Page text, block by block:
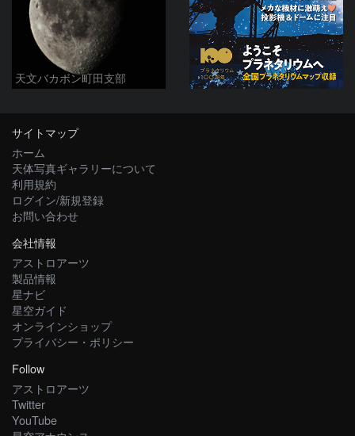
天文バカボン町田支部
サイトマップ
ホーム
天体写真ギャラリーについて
利用規約
ログイン/新規登録
お問い合わせ
会社情報
アストロアーツ
製品情報
星ナビ
星空ガイド
オンラインショップ
プライバシー・ポリシー
Follow
アストロアーツ
Twitter
YouTube